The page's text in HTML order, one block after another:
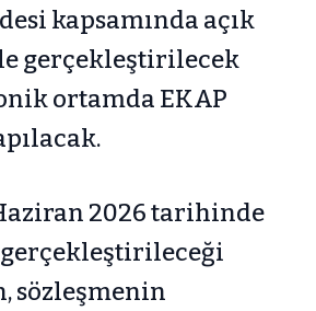
kapsamında açık
gerçekleştirilecek
ortamda EKAP
2026 tarihinde
gerçekleştirileceği
sözleşmenin